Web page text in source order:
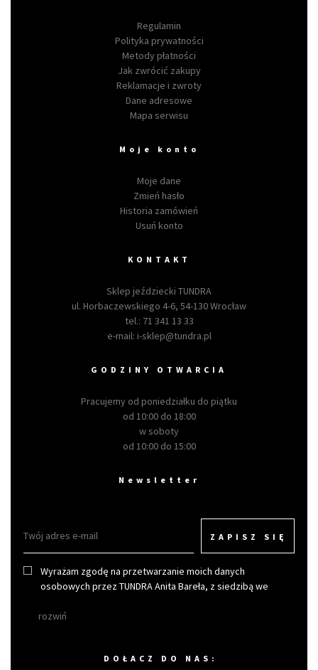
Regulamin
Polityka prywatności
Metody płatności
Jak zwrócić zakupy
Reklamacje i zwroty
Dane adresowe
Mapa serwisu
Moje konto
Moje dane
Zmień hasło
Historia zamówień
Usuń konto
KONTAKT
Sklep jeździecki TUNDRA
ul. Horbaczewskiego 4-6, 54-130 Wrocław
tel.: 71 341 13 33
e-mail: i-sklep@tundra.pl
GODZINY OTWARCIA
Pracujemy od poniedziałku do piątku
od 10:00 do 18:00
w soboty
od 10:00 do 15:00
Newsletter
ZAPISZ SIĘ
Wyrażam zgodę na przetwarzanie moich danych
osobowych przez TUNDRA Anita Bareła, z siedzibą we
rozwiń
DOŁACZ DO NAS: